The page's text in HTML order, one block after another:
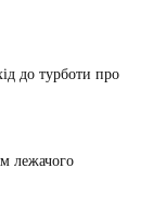
до турботи про
лежачого